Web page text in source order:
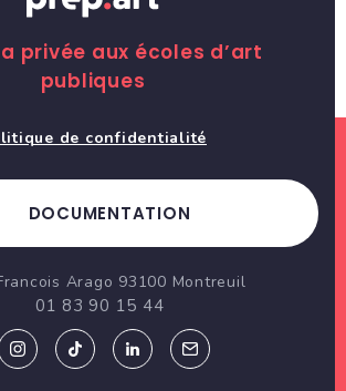
privée aux écoles d’art
publiques
de confidentialité
DOCUMENTATION
Arago 93100 Montreuil
01 83 90 15 44